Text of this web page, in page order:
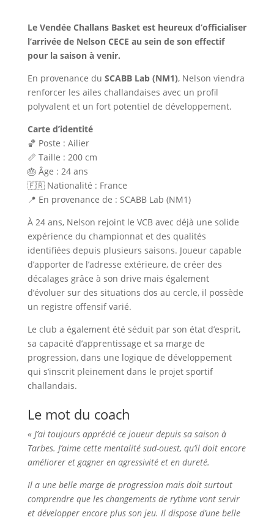
Le Vendée Challans Basket est heureux d’officialiser
l’arrivée de Nelson CECE au sein de son effectif
pour la saison à venir.
En provenance du SCABB Lab (NM1), Nelson viendra
renforcer les ailes challandaises avec un profil
polyvalent et un fort potentiel de développement.
Carte d’identité
🏀 Poste : Ailier
📏 Taille : 200 cm
🎂 Âge : 24 ans
🇫🇷 Nationalité : France
📍 En provenance de : SCABB Lab (NM1)
À 24 ans, Nelson rejoint le VCB avec déjà une solide
expérience du championnat et des qualités
identifiées depuis plusieurs saisons. Joueur capable
d’apporter de l’adresse extérieure, de créer des
décalages grâce à son drive mais également
d’évoluer sur des situations dos au cercle, il possède
un registre offensif varié.
Le club a également été séduit par son état d’esprit,
sa capacité d’apprentissage et sa marge de
progression, dans une logique de développement
qui s’inscrit pleinement dans le projet sportif
challandais.
Le mot du coach
« J’ai toujours apprécié ce joueur depuis sa saison à
Tarbes. J’aime cette mentalité sud-ouest, qu’il doit encore
améliorer et gagner en agressivité et en dureté.
Il a une belle marge de progression mais doit surtout
comprendre que les changements de rythme vont servir
et développer encore plus son jeu. Il dispose d’une belle